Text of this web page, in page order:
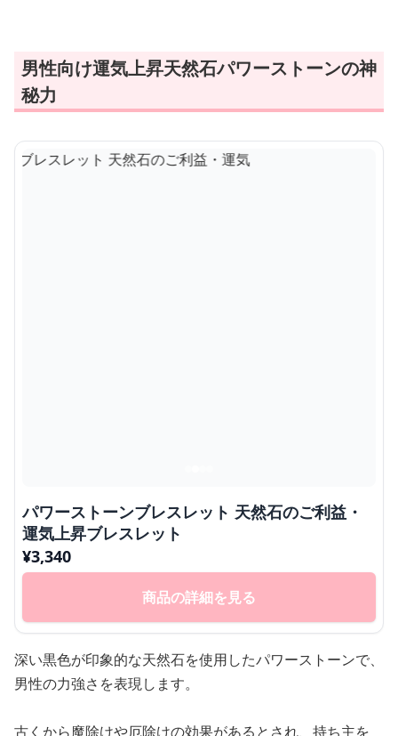
男性向け運気上昇天然石パワーストーンの神
秘力
パワーストーンブレスレット 天然石のご利益・
運気上昇ブレスレット
¥3,340
商品の詳細を見る
深い黒色が印象的な天然石を使用したパワーストーンで、
男性の力強さを表現します。
古くから魔除けや厄除けの効果があるとされ、持ち主を